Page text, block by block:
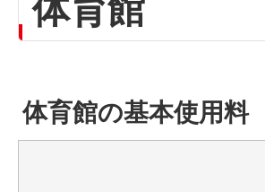
体育館
体育館の基本使用料